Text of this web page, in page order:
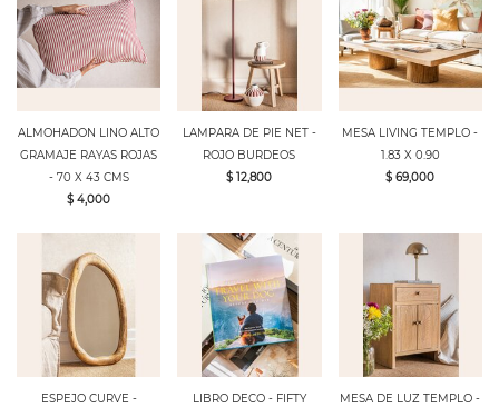
ALMOHADON LINO ALTO
GRAMAJE RAYAS ROJAS
- 70 X 43 CMS
$ 4,000
LAMPARA DE PIE NET -
ROJO BURDEOS
$ 12,800
MESA LIVING TEMPLO -
1.83 X 0.90
$ 69,000
ESPEJO CURVE -
LIBRO DECO - FIFTY
MESA DE LUZ TEMPLO -